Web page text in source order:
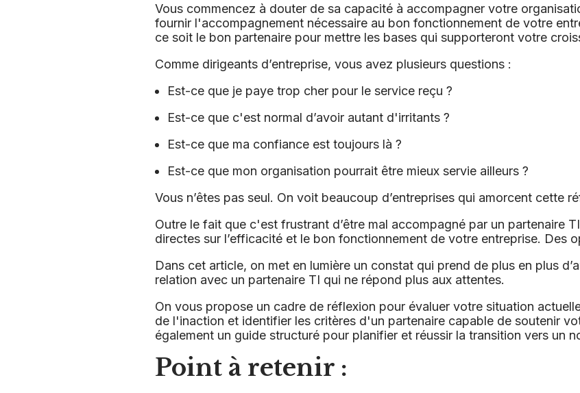
Vous commencez à douter de sa capacité à accompagner votre
fournir l'accompagnement nécessaire au bon fonctionnement de votre
ce soit le bon partenaire pour mettre les bases qui supporteront votre
Comme dirigeants d’entreprise, vous avez plusieurs questions :
Est-ce que je paye trop cher pour le service reçu ?
Est-ce que c'est normal d’avoir autant d'irritants ?
Est-ce que ma confiance est toujours là ?
Est-ce que mon organisation pourrait être mieux servie ailleurs ?
Vous n’êtes pas seul. On voit beaucoup d’entreprises qui amorcent cette
Outre le fait que c'est frustrant d’être mal accompagné par un partenaire TI
directes sur l’efficacité et le bon fonctionnement de votre entreprise. Des
Dans cet article, on met en lumière un constat qui prend de plus en plus
relation avec un partenaire TI qui ne répond plus aux attentes.
On vous propose un cadre de réflexion pour évaluer votre situation
de l'inaction et identifier les critères d'un partenaire capable de soutenir
également un guide structuré pour planifier et réussir la transition vers un
Point à retenir :